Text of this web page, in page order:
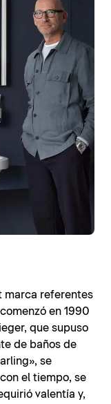
marca referentes
en 1990
que supuso
de baños de
se
el tiempo, se
valentía y,